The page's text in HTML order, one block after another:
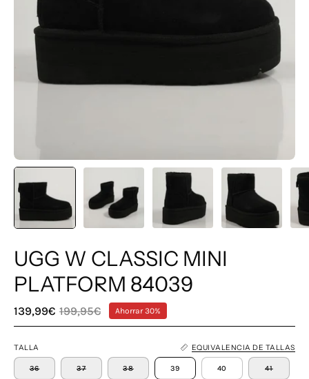
UGG W CLASSIC MINI
PLATFORM 84039
139,99€ 199,95€ Ahorrar30%
TALLA EQUIVALENCIA DE TALLAS
36 37 38 39 40 41